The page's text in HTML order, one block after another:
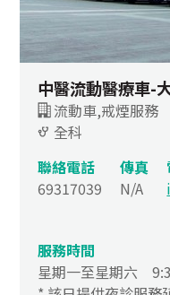
中醫流動醫療車-
流動車,戒煙服務
全科
聯絡電話
69317039
傳真
N/A
服務時間
星期一至星期六